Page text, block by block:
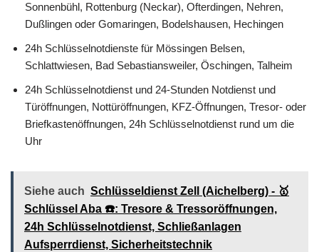
Sonnenbühl, Rottenburg (Neckar), Ofterdingen, Nehren,
Dußlingen oder Gomaringen, Bodelshausen, Hechingen
24h Schlüsselnotdienste für Mössingen Belsen,
Schlattwiesen, Bad Sebastiansweiler, Öschingen, Talheim
24h Schlüsselnotdienst und 24-Stunden Notdienst und
Türöffnungen, Nottüröffnungen, KFZ-Öffnungen, Tresor- oder
Briefkastenöffnungen, 24h Schlüsselnotdienst rund um die
Uhr
Siehe auch Schlüsseldienst Zell (Aichelberg) - 🥇
Schlüssel Aba ☎️: Tresore & Tressoröffnungen,
24h Schlüsselnotdienst, Schließanlagen
Aufsperrdienst, Sicherheitstechnik